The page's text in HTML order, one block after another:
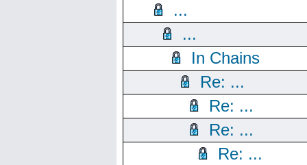
...
...
In Chains
Re: ...
Re: ...
Re: ...
Re: ...